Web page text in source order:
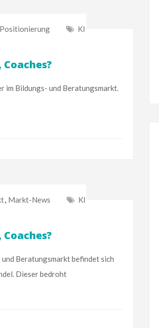
Positionierung
KI
im Bildungs- und Beratungsmarkt.
, Markt-News
KI
Beratungsmarkt befindet sich
Dieser bedroht